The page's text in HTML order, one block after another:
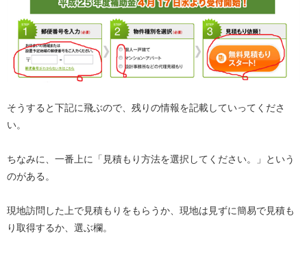
そうすると下記に飛ぶので、残りの情報を記載していってくださ
い。
ちなみに、一番上に「見積もり方法を選択してください。」という
のがある。
現地訪問した上で見積もりをもらうか、現地は見ずに簡易で見積も
り取得するか、選ぶ欄。